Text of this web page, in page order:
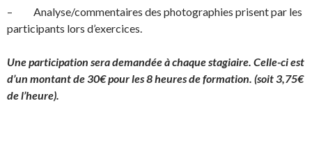
– Analyse/commentaires des photographies prisent par les
participants lors d’exercices.
Une participation sera demandée à chaque stagiaire. Celle-ci est
d’un montant de 30€ pour les 8 heures de formation. (soit 3,75€
de l’heure).